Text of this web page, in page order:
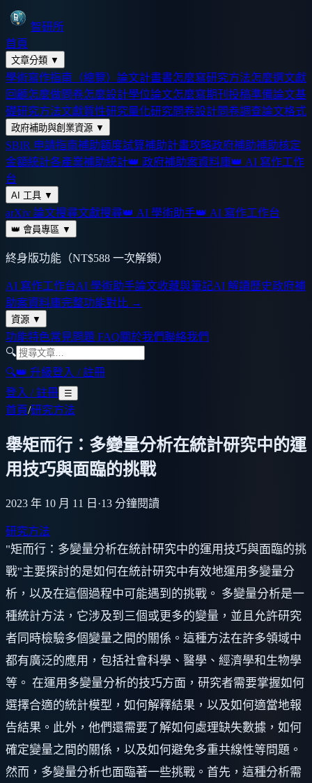
智研所
首頁
文章分類 ▼
學術寫作指南（總覽） 論文計畫書怎麼寫研究方法怎麼選文獻
回顧怎麼做問卷怎麼設計學位論文怎麼寫期刊投稿準備論文基
礎研究方法文獻質性研究量化研究問卷設計問卷調查論文格式
政府補助與創業資源 ▼
SBIR 申請指南補助額度試算補助計畫攻略政府補助補助核定
金額統計各產業補助統計👑 政府補助案資料庫👑 AI 寫作工作
台
AI 工具 ▼
arXiv 論文搜尋文獻搜尋👑 AI 學術助手👑 AI 寫作工作台
👑 會員專區 ▼
終身版功能（NT$588 一次解鎖）
AI 寫作工作台AI 學術助手論文收藏與筆記AI 解讀歷史政府補
助案資料庫完整功能對比 →
資源 ▼
功能特色常見問題 FAQ關於我們聯絡我們
🔍
🔍👑 升級登入 / 註冊
登入 / 註冊 ☰
首頁/研究方法
舉矩而行：多變量分析在統計研究中的運
用技巧與面臨的挑戰
2023 年 10 月 11 日 ·13 分鐘閱讀
研究方法
"矩而行：多變量分析在統計研究中的運用技巧與面臨的挑
戰"主要探討的是如何在統計研究中有效地運用多變量分
析，以及在這個過程中可能遇到的挑戰。 多變量分析是一
種統計方法，它涉及到三個或更多的變量，並且允許研究
者同時檢驗多個變量之間的關係。這種方法在許多領域中
都有廣泛的應用，包括社會科學、醫學、經濟學和生物學
等。 在運用多變量分析的技巧方面，研究者需要掌握如何
選擇合適的統計模型，如何解釋結果，以及如何適當地報
告結果。此外，他們還需要了解如何處理缺失數據，如何
確定變量之間的關係，以及如何避免多重共線性等問題。
然而，多變量分析也面臨著一些挑戰。首先，這種分析需